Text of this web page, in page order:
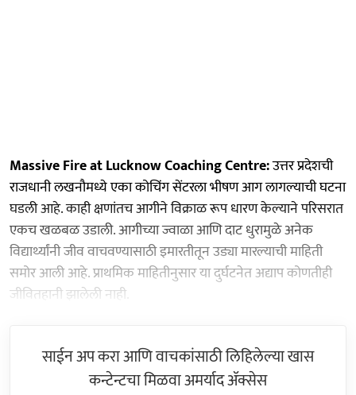
Massive Fire at Lucknow Coaching Centre:उत्तर प्रदेशची
राजधानी लखनौमध्ये एका कोचिंग सेंटरला भीषण आग लागल्याची घटना
घडली आहे. काही क्षणांतच आगीने विक्राळ रूप धारण केल्याने परिसरात
एकच खळबळ उडाली. आगीच्या ज्वाळा आणि दाट धुरामुळे अनेक
विद्यार्थ्यांनी जीव वाचवण्यासाठी इमारतीतून उड्या मारल्याची माहिती
समोर आली आहे. प्राथमिक माहितीनुसार या दुर्घटनेत अद्याप कोणतीही
जीवितहानी झालेली नाही.
साईन अप करा आणि वाचकांसाठी लिहिलेल्या खास
कन्टेन्टचा मिळवा अमर्याद ॲक्सेस